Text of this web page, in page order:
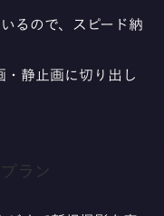
るので、スピード納
静止画に切り出し
ラン